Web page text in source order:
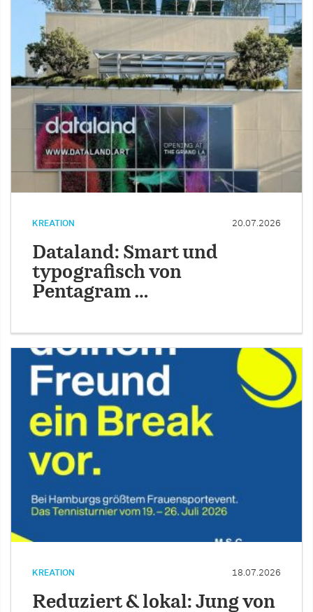
KREATION 20.07.2026
Dataland: Smart und
typografisch von
Pentagram …
KREATION 18.07.2026
Reduziert & lokal: Jung von